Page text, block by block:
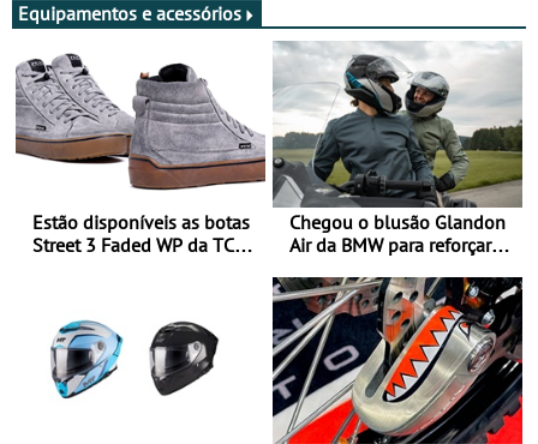
Equipamentos e acessórios
Estão disponíveis as botas
Street 3 Faded WP da TCX
Chegou o blusão Glandon
Air da BMW para reforçar
verão